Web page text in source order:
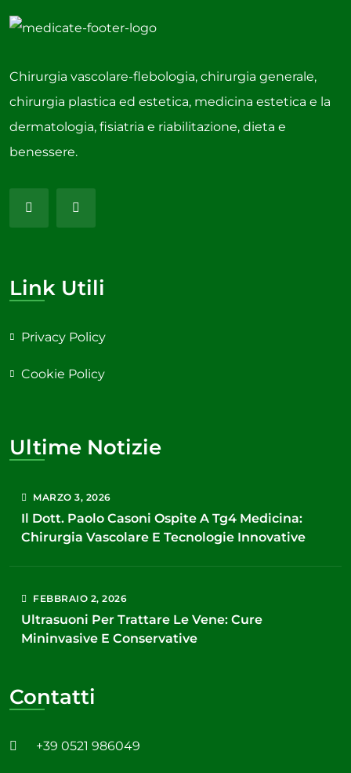
Chirurgia vascolare-flebologia, chirurgia generale,
chirurgia plastica ed estetica, medicina estetica e la
dermatologia, fisiatria e riabilitazione, dieta e
benessere.
Link Utili
Privacy Policy
Cookie Policy
Ultime Notizie
MARZO3, 2026
Il Dott. Paolo Casoni Ospite A Tg4 Medicina:
Chirurgia Vascolare E Tecnologie Innovative
FEBBRAIO 2, 2026
Ultrasuoni Per Trattare Le Vene: Cure
Mininvasive E Conservative
Contatti
+39 0521 986049